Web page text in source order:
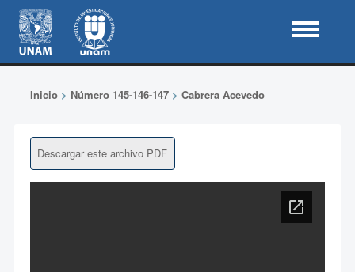
Inicio> Número 145-146-147> Cabrera Acevedo
Descargar este archivo PDF